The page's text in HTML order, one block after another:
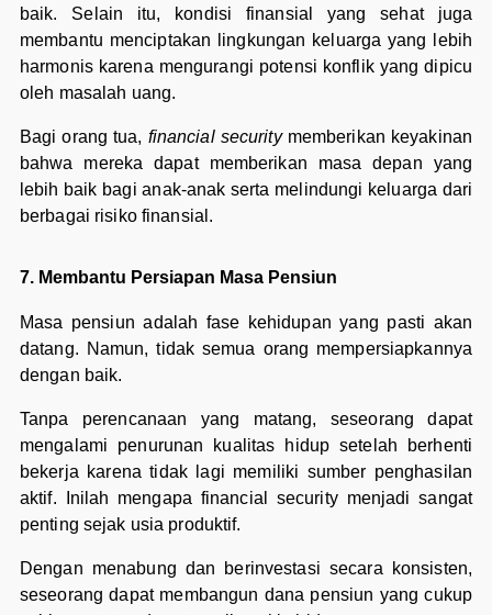
baik. Selain itu, kondisi finansial yang sehat juga
membantu menciptakan lingkungan keluarga yang lebih
harmonis karena mengurangi potensi konflik yang dipicu
oleh masalah uang.
Bagi orang tua, financial securitymemberikan keyakinan
bahwa mereka dapat memberikan masa depan yang
lebih baik bagi anak-anak serta melindungi keluarga dari
berbagai risiko finansial.
7. Membantu Persiapan Masa Pensiun
Masa pensiun adalah fase kehidupan yang pasti akan
datang. Namun, tidak semua orang mempersiapkannya
dengan baik.
Tanpa perencanaan yang matang, seseorang dapat
mengalami penurunan kualitas hidup setelah berhenti
bekerja karena tidak lagi memiliki sumber penghasilan
aktif. Inilah mengapa financial security menjadi sangat
penting sejak usia produktif.
Dengan menabung dan berinvestasi secara konsisten,
seseorang dapat membangun dana pensiun yang cukup